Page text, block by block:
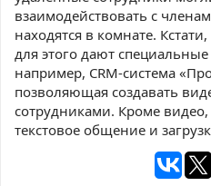
взаимодействовать с
находятся в комнате.
для этого дают
например, CRM-система
позволяющая создавать
сотрудниками. Кроме
текстовое общение и